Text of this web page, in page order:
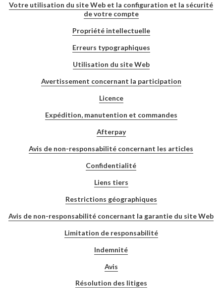
Votre utilisation du site Web et la configuration et la sécurité
de votre compte
Propriété intellectuelle
Erreurs typographiques
Utilisation du site Web
Avertissement concernant la participation
Licence
Expédition, manutention et commandes
Afterpay
Avis de non-responsabilité concernant les articles
Confidentialité
Liens tiers
Restrictions géographiques
Avis de non-responsabilité concernant la garantie du site Web
Limitation de responsabilité
Indemnité
Avis
Résolution des litiges